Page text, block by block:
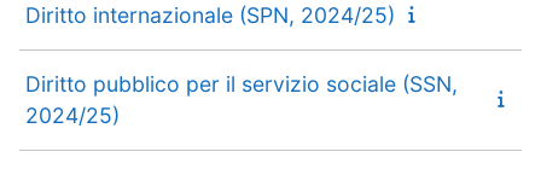
Diritto internazionale (SPN, 2024/25)
Diritto pubblico per il servizio sociale (SSN,
2024/25)